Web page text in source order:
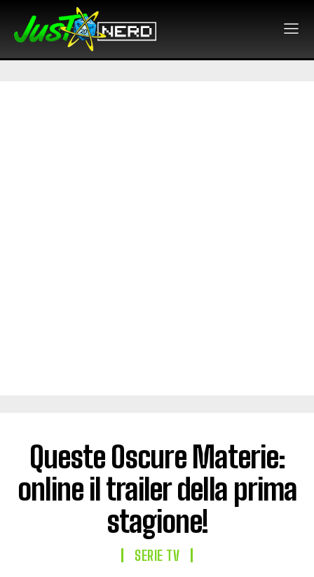
Queste Oscure Materie:
online il trailer della prima
stagione!
SERIE TV